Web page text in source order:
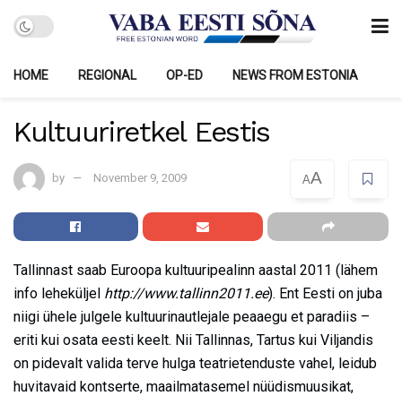
HOME REGIONAL OP-ED NEWS FROM ESTONIA
Kultuuriretkel Eestis
by November 9, 2009 AA
Tallinnast saab Euroopa kultuuripealinn aastal 2011 (lähem
info leheküljel http://www.tallinn2011.ee). Ent Eesti on juba
niigi ühele julgele kultuurinautlejale peaaegu et paradiis –
eriti kui osata eesti keelt. Nii Tallinnas, Tartus kui Viljandis
on pidevalt valida terve hulga teatrietenduste vahel, leidub
huvitavaid kontserte, maailmatasemel nüüdismuusikat,